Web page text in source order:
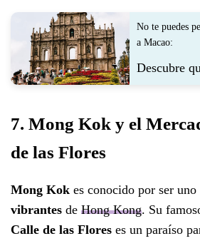
No te puedes
a Macao:
Descubre
7. Mong Kok y el
de las Flores
Mong Kok es conocido por ser
vibrantes de Hong Kong. Su
Calle de las Flores es un paraíso